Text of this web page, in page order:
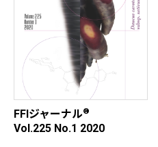
FFIジャーナル®
Vol.225 No.1 2020